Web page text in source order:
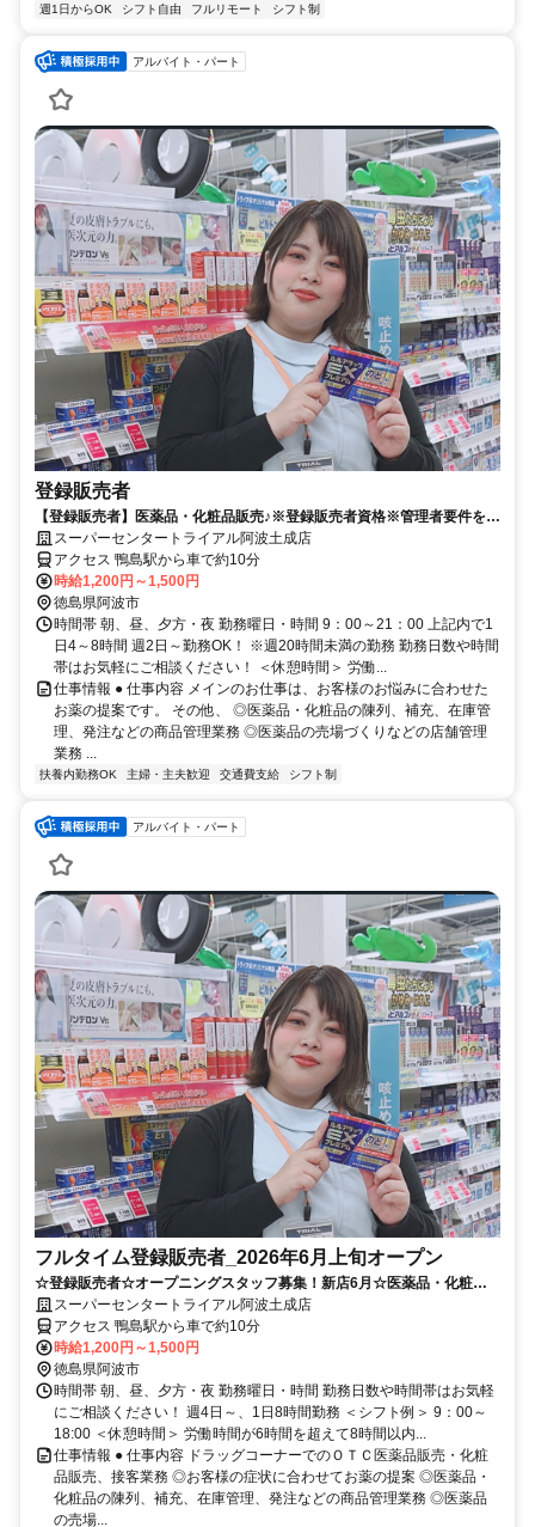
週1日からOK シフト自由 フルリモート シフト制
アルバイト・パート
登録販売者
【登録販売者】医薬品・化粧品販売♪※登録販売者資格※管理者要件を満
たしている方
スーパーセンタートライアル阿波土成店
アクセス 鴨島駅から車で約10分
時給1,200円～1,500円
徳島県阿波市
時間帯 朝、昼、夕方・夜 勤務曜日・時間 9：00～21：00 上記内で1
日4～8時間 週2日～勤務OK！ ※週20時間未満の勤務 勤務日数や時間
帯はお気軽にご相談ください！ ＜休憩時間＞ 労働...
仕事情報 ● 仕事内容 メインのお仕事は、お客様のお悩みに合わせた
お薬の提案です。 その他、 ◎医薬品・化粧品の陳列、補充、在庫管
理、発注などの商品管理業務 ◎医薬品の売場づくりなどの店舗管理
業務 ...
扶養内勤務OK 主婦・主夫歓迎 交通費支給 シフト制
アルバイト・パート
フルタイム登録販売者_2026年6月上旬オープン
☆登録販売者☆オープニングスタッフ募集！新店6月☆医薬品・化粧品
販売♪※要 登録販売者資格
スーパーセンタートライアル阿波土成店
アクセス 鴨島駅から車で約10分
時給1,200円～1,500円
徳島県阿波市
時間帯 朝、昼、夕方・夜 勤務曜日・時間 勤務日数や時間帯はお気軽
にご相談ください！ 週4日～、1日8時間勤務 ＜シフト例＞ 9：00～
18:00 ＜休憩時間＞ 労働時間が6時間を超えて8時間以内...
仕事情報 ● 仕事内容 ドラッグコーナーでのＯＴＣ医薬品販売・化粧
品販売、接客業務 ◎お客様の症状に合わせてお薬の提案 ◎医薬品・
化粧品の陳列、補充、在庫管理、発注などの商品管理業務 ◎医薬品
の売場...